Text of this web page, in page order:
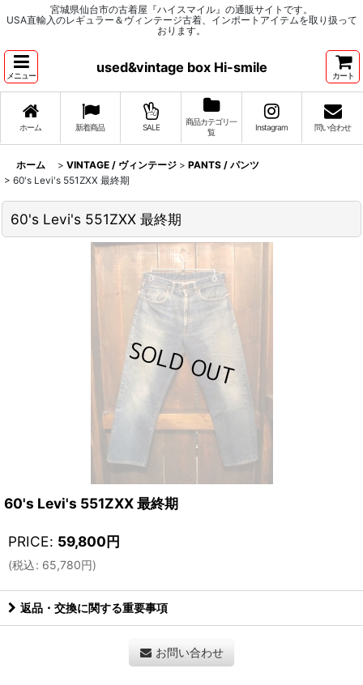
宮城県仙台市の古着屋『ハイスマイル』の通販サイトです。
USA直輸入のレギュラー＆ヴィンテージ古着、インポートアイテムを取り扱って
おります。
メニュー
used&vintage box Hi-smile
カート
ホーム 新着商品 SALE
商品カテゴリ一
覧
Instagram 問い合わせ
ホーム > VINTAGE / ヴィンテージ > PANTS / パンツ
> 60's Levi's 551ZXX 最終期
60's Levi's 551ZXX 最終期
60's Levi's 551ZXX 最終期
PRICE: 59,800円
(税込: 65,780円)
返品・交換に関する重要事項
お問い合わせ